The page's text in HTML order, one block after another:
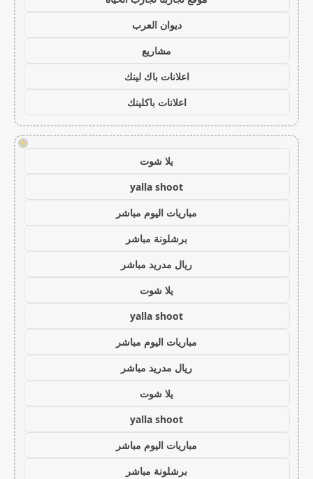
ديوان العرب
مشاريع
اعلانات باك لينك
اعلانات باكلينك
!
يلا شوت
yalla shoot
مباريات اليوم مباشر
برشلونة مباشر
ريال مدريد مباشر
يلا شوت
yalla shoot
مباريات اليوم مباشر
ريال مدريد مباشر
يلا شوت
yalla shoot
مباريات اليوم مباشر
برشلونة مباشر